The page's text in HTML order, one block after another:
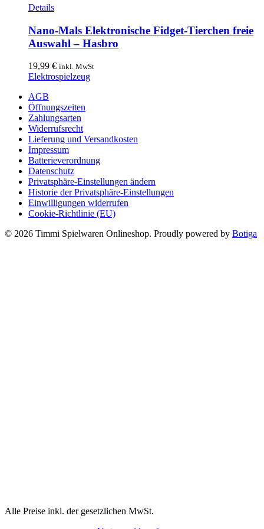
DetailsDieses
weist
mehrere
Varianten
Die
Optionen
der
Produktseite
gewählt
werden
Nano-Mals Elektronische Fidget-Tierchen freie
Auswahl – Hasbro
19,99 € inkl. MwSt
Elektrospielzeug
AGB
Öffnungszeiten
Zahlungsarten
Widerrufsrecht
Lieferung und Versandkosten
Impressum
Batterieverordnung
Datenschutz
Privatsphäre-Einstellungen ändern
Historie der Privatsphäre-Einstellungen
Einwilligungen widerrufen
Cookie-Richtlinie (EU)
© 2026 Timmi Spielwaren Onlineshop. Proudly powered by Botiga
Alle Preise inkl. der gesetzlichen MwSt.